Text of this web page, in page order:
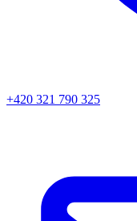
+420 321 790 325